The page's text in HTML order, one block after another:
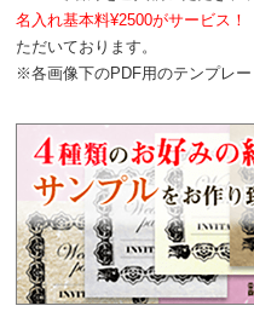
名入れ基本料¥2500がサービス！
ただいております。
※各画像下のPDF用のテンプレー